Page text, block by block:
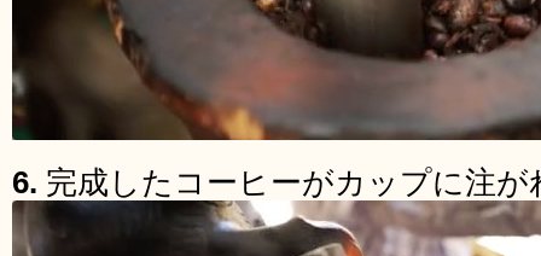
6. 完成したコーヒーがカップに注が